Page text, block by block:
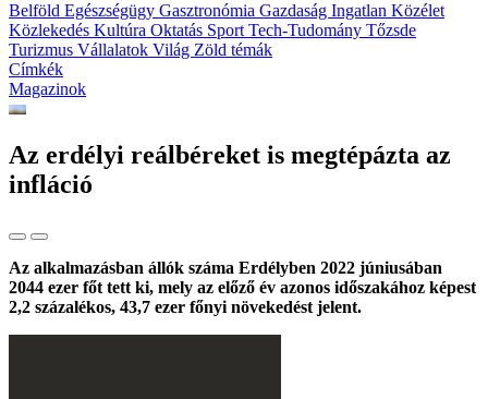
Belföld Egészségügy Gasztronómia Gazdaság Ingatlan Közélet
Közlekedés Kultúra Oktatás Sport Tech-Tudomány Tőzsde
Turizmus Vállalatok Világ Zöld témák
Címkék
Magazinok
Az erdélyi reálbéreket is megtépázta az
infláció
Az alkalmazásban állók száma Erdélyben 2022 júniusában
2044 ezer főt tett ki, mely az előző év azonos időszakához képest
2,2 százalékos, 43,7 ezer főnyi növekedést jelent.